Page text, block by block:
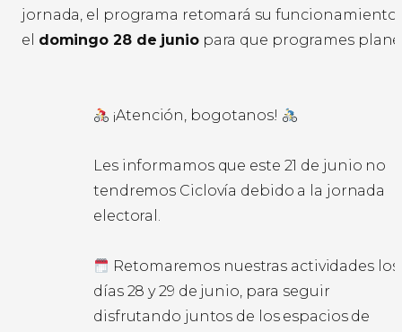
jornada, el programa retomará su
el domingo 28 de juniopara que programes
¡Atención, bogotanos!
Les informamos que este 21 de junio no
tendremos Ciclovía debido a la jornada
electoral.
Retomaremos nuestras actividades los
días 28 y 29 de junio, para seguir
disfrutando juntos de los espacios de